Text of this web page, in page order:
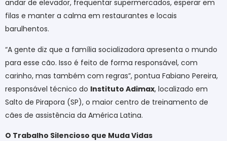
andar de elevador, frequentar supermercados, esperar em
filas e manter a calma em restaurantes e locais
barulhentos.
“A gente diz que a família socializadora apresenta o mundo
para esse cão. Isso é feito de forma responsável, com
carinho, mas também com regras”, pontua Fabiano Pereira,
responsável técnico do Instituto Adimax, localizado em
Salto de Pirapora (SP), o maior centro de treinamento de
cães de assistência da América Latina.
O Trabalho Silencioso que Muda Vidas